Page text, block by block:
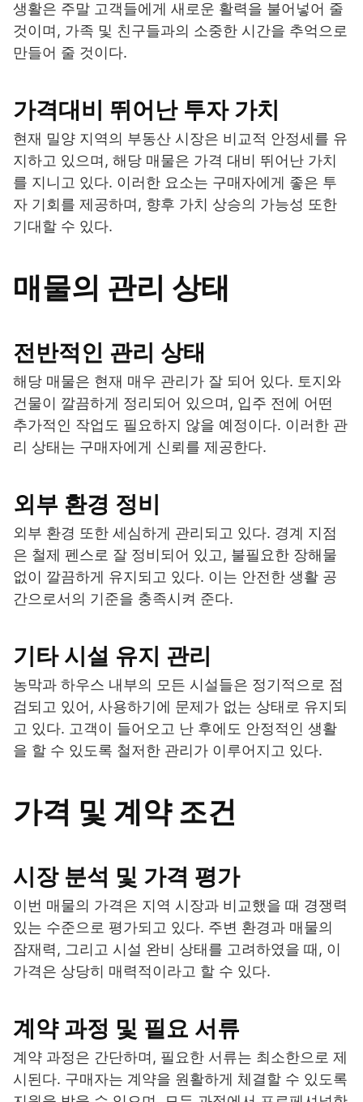
생활은 주말 고객들에게 새로운 활력을 불어넣어 줄
것이며, 가족 및 친구들과의 소중한 시간을 추억으로
만들어 줄 것이다.
가격대비 뛰어난 투자 가치
현재 밀양 지역의 부동산 시장은 비교적 안정세를 유
지하고 있으며, 해당 매물은 가격 대비 뛰어난 가치
를 지니고 있다. 이러한 요소는 구매자에게 좋은 투
자 기회를 제공하며, 향후 가치 상승의 가능성 또한
기대할 수 있다.
매물의 관리 상태
전반적인 관리 상태
해당 매물은 현재 매우 관리가 잘 되어 있다. 토지와
건물이 깔끔하게 정리되어 있으며, 입주 전에 어떤
추가적인 작업도 필요하지 않을 예정이다. 이러한 관
리 상태는 구매자에게 신뢰를 제공한다.
외부 환경 정비
외부 환경 또한 세심하게 관리되고 있다. 경계 지점
은 철제 펜스로 잘 정비되어 있고, 불필요한 장해물
없이 깔끔하게 유지되고 있다. 이는 안전한 생활 공
간으로서의 기준을 충족시켜 준다.
기타 시설 유지 관리
농막과 하우스 내부의 모든 시설들은 정기적으로 점
검되고 있어, 사용하기에 문제가 없는 상태로 유지되
고 있다. 고객이 들어오고 난 후에도 안정적인 생활
을 할 수 있도록 철저한 관리가 이루어지고 있다.
가격 및 계약 조건
시장 분석 및 가격 평가
이번 매물의 가격은 지역 시장과 비교했을 때 경쟁력
있는 수준으로 평가되고 있다. 주변 환경과 매물의
잠재력, 그리고 시설 완비 상태를 고려하였을 때, 이
가격은 상당히 매력적이라고 할 수 있다.
계약 과정 및 필요 서류
계약 과정은 간단하며, 필요한 서류는 최소한으로 제
시된다. 구매자는 계약을 원활하게 체결할 수 있도록